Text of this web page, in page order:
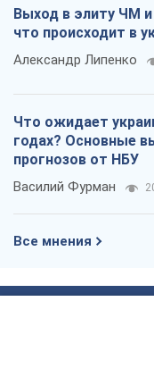
Выход в элиту ЧМ
что происходит в
Александр Липенко
Что ожидает
годах? Основные
прогнозов от НБУ
Василий Фурман
Все мнения